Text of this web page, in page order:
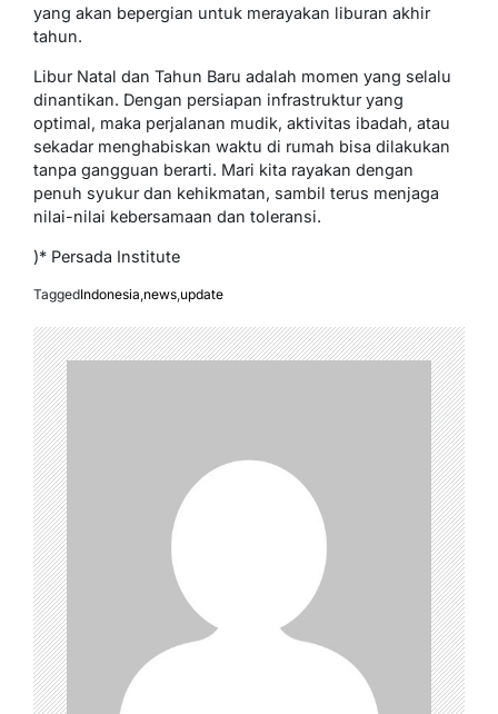
yang akan bepergian untuk merayakan liburan akhir
tahun.
Libur Natal dan Tahun Baru adalah momen yang selalu
dinantikan. Dengan persiapan infrastruktur yang
optimal, maka perjalanan mudik, aktivitas ibadah, atau
sekadar menghabiskan waktu di rumah bisa dilakukan
tanpa gangguan berarti. Mari kita rayakan dengan
penuh syukur dan kehikmatan, sambil terus menjaga
nilai-nilai kebersamaan dan toleransi.
)* Persada Institute
TaggedIndonesia,news,update